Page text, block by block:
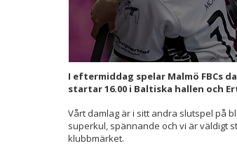
I eftermiddag spelar Malmö FBCs
startar 16.00 i Baltiska hallen och
Vårt damlag är i sitt andra slutspel på
superkul, spännande och vi är väldigt
klubbmärket.